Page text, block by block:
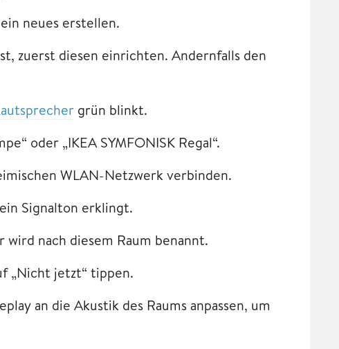
neues erstellen.
zuerst diesen einrichten. Andernfalls den
grün blinkt.
oder „IKEA SYMFONISK Regal“.
WLAN-Netzwerk verbinden.
Signalton erklingt.
wird nach diesem Raum benannt.
„Nicht jetzt“ tippen.
an die Akustik des Raums anpassen, um